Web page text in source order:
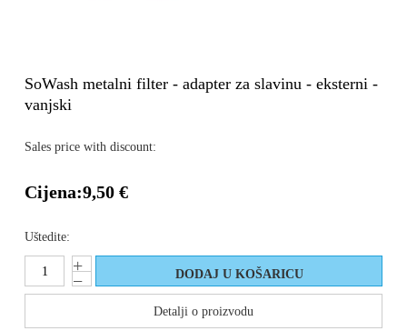
SoWash metalni filter - adapter za slavinu - eksterni -
vanjski
Sales price with discount:
Cijena:9,50 €
Uštedite:
Detalji o proizvodu